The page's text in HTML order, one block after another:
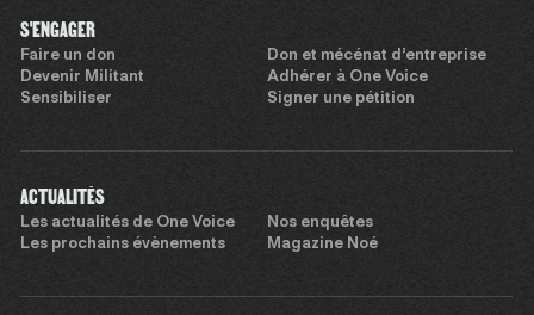
S'ENGAGER
Faire un don
Don et mécénat d’entreprise
Devenir Militant
Adhérer à One Voice
Sensibiliser
Signer une pétition
ACTUALITÉS
Les actualités de One Voice
Nos enquêtes
Les prochains évènements
Magazine Noé